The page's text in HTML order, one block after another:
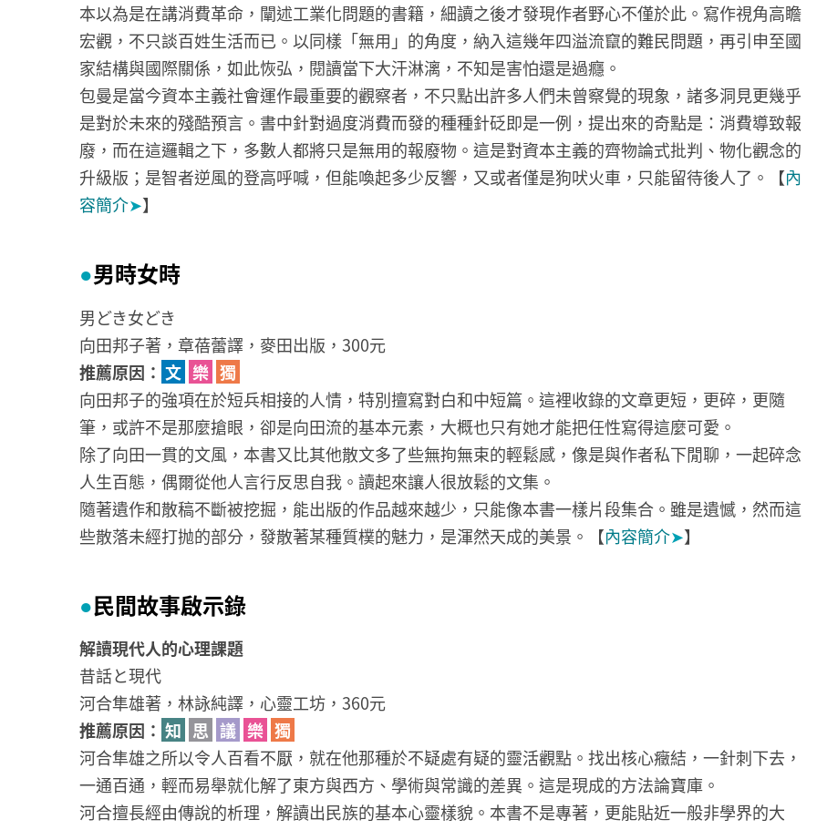
本以為是在講消費革命，闡述工業化問題的書籍，細讀之後才發現作者野心不僅於此。寫作視角高瞻
宏觀，不只談百姓生活而已。以同樣「無用」的角度，納入這幾年四溢流竄的難民問題，再引申至國
家結構與國際關係，如此恢弘，閱讀當下大汗淋漓，不知是害怕還是過癮。
包曼是當今資本主義社會運作最重要的觀察者，不只點出許多人們未曾察覺的現象，諸多洞見更幾乎
是對於未來的殘酷預言。書中針對過度消費而發的種種針砭即是一例，提出來的奇點是：消費導致報
廢，而在這邏輯之下，多數人都將只是無用的報廢物。這是對資本主義的齊物論式批判、物化觀念的
升級版；是智者逆風的登高呼喊，但能喚起多少反響，又或者僅是狗吠火車，只能留待後人了。【內
容簡介➤】
●男時女時
男どき女どき
向田邦子著，章蓓蕾譯，麥田出版，300元
推薦原因： 文 樂 獨
向田邦子的強項在於短兵相接的人情，特別擅寫對白和中短篇。這裡收錄的文章更短，更碎，更隨
筆，或許不是那麼搶眼，卻是向田流的基本元素，大概也只有她才能把任性寫得這麼可愛。
除了向田一貫的文風，本書又比其他散文多了些無拘無束的輕鬆感，像是與作者私下閒聊，一起碎念
人生百態，偶爾從他人言行反思自我。讀起來讓人很放鬆的文集。
隨著遺作和散稿不斷被挖掘，能出版的作品越來越少，只能像本書一樣片段集合。雖是遺憾，然而這
些散落未經打抛的部分，發散著某種質樸的魅力，是渾然天成的美景。【內容簡介➤】
●民間故事啟示錄
解讀現代人的心理課題
昔話と現代
河合隼雄著，林詠純譯，心靈工坊，360元
推薦原因： 知 思 議 樂 獨
河合隼雄之所以令人百看不厭，就在他那種於不疑處有疑的靈活觀點。找出核心癥結，一針刺下去，
一通百通，輕而易舉就化解了東方與西方、學術與常識的差異。這是現成的方法論寶庫。
河合擅長經由傳說的析理，解讀出民族的基本心靈樣貌。本書不是專著，更能貼近一般非學界的大